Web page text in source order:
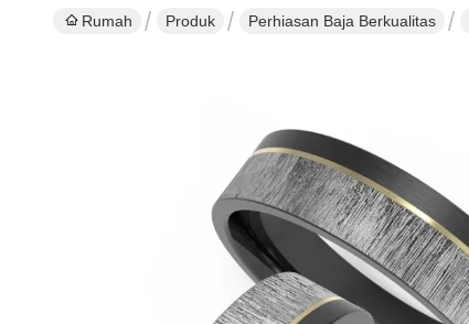
Rumah Produk Perhiasan Baja Berkualitas